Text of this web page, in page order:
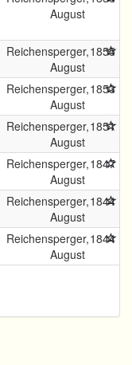
August
Reichensperger,
August
1855
Reichensperger,
August
1853
Reichensperger,
August
1851
Reichensperger,
August
1847
Reichensperger,
August
1844
Reichensperger,
August
1844